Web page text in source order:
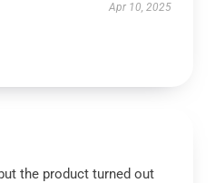
Apr 10, 2025
the product turned out